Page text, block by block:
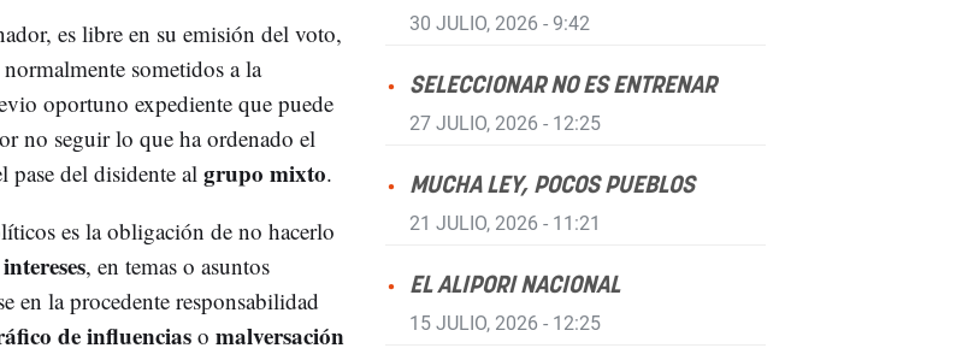
es libre en su emisión del voto,
sometidos a la
oportuno expediente que puede
no seguir lo que ha ordenado el
pase del disidente al grupo mixto.
es la obligación de no hacerlo
, en temas o asuntos
en la procedente responsabilidad
de influenciaso malversación
30 JULIO, 2026 - 9:42
SELECCIONAR NO ES ENTRENAR
27 JULIO, 2026 - 12:25
MUCHA LEY, POCOS PUEBLOS
21 JULIO, 2026 - 11:21
EL ALIPORI NACIONAL
15 JULIO, 2026 - 12:25